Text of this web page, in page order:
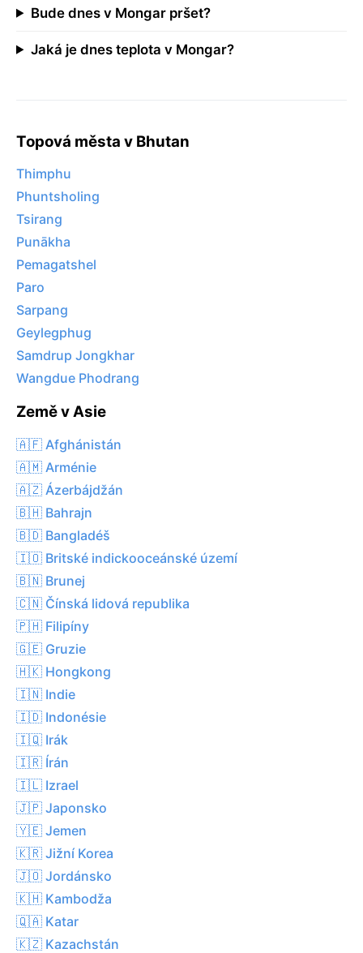
Bude dnes v Mongar pršet?
Jaká je dnes teplota v Mongar?
Topová města v Bhutan
Thimphu
Phuntsholing
Tsirang
Punākha
Pemagatshel
Paro
Sarpang
Geylegphug
Samdrup Jongkhar
Wangdue Phodrang
Země v Asie
🇦🇫 Afghánistán
🇦🇲 Arménie
🇦🇿 Ázerbájdžán
🇧🇭 Bahrajn
🇧🇩 Bangladéš
🇮🇴 Britské indickooceánské území
🇧🇳 Brunej
🇨🇳 Čínská lidová republika
🇵🇭 Filipíny
🇬🇪 Gruzie
🇭🇰 Hongkong
🇮🇳 Indie
🇮🇩 Indonésie
🇮🇶 Irák
🇮🇷 Írán
🇮🇱 Izrael
🇯🇵 Japonsko
🇾🇪 Jemen
🇰🇷 Jižní Korea
🇯🇴 Jordánsko
🇰🇭 Kambodža
🇶🇦 Katar
🇰🇿 Kazachstán